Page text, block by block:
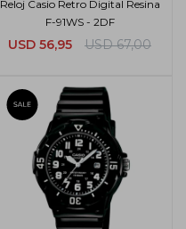
Reloj Casio Retro Digital Resina
F-91WS - 2DF
USD 56,95 USD 67,00